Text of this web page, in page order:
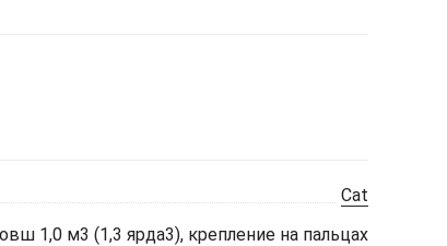
Cat
1,0 м3 (1,3 ярда3), крепление на пальцах